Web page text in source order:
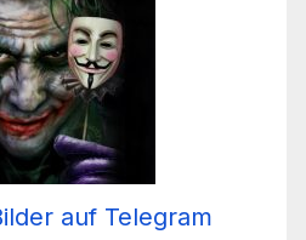
auf Telegram